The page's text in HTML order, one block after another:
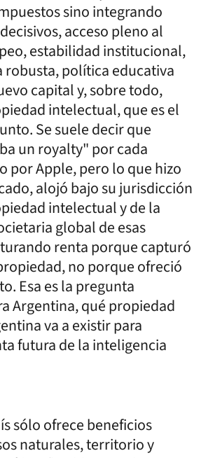
sino integrando
acceso pleno al
estabilidad institucional,
política educativa
capital y, sobre todo,
intelectual, que es el
Se suele decir que
un royalty" por cada
por Apple, pero lo que hizo
alojó bajo su jurisdicción
intelectual y de la
global de esas
renta porque capturó
no porque ofreció
Esa es la pregunta
Argentina, qué propiedad
va a existir para
futura de la inteligencia
sólo ofrece beneficios
naturales, territorio y